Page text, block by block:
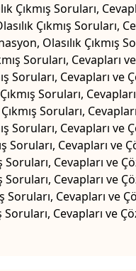
Çıkmış Soruları,
Çıkmış Soruları,
Olasılık Çıkmış
Soruları, Cevapları
Soruları, Cevapları
Soruları,
Soruları,
Soruları, Cevapları ve
Soruları, Cevapları ve
Soruları, Cevapları ve
Soruları, Cevapları ve
Soruları, Cevapları ve
Soruları, Cevapları ve